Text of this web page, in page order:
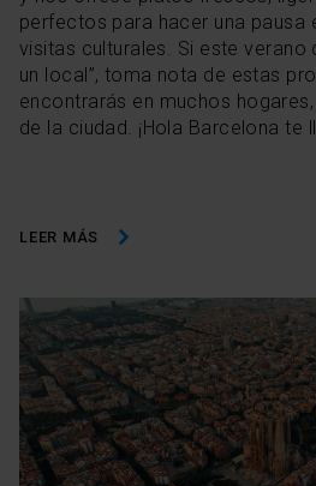
perfectos para hacer una pausa
visitas culturales. Si este verano
un local”, toma nota de estas
encontrarás en muchos
de la ciudad. ¡Hola Barcelona te
LEER MÁS